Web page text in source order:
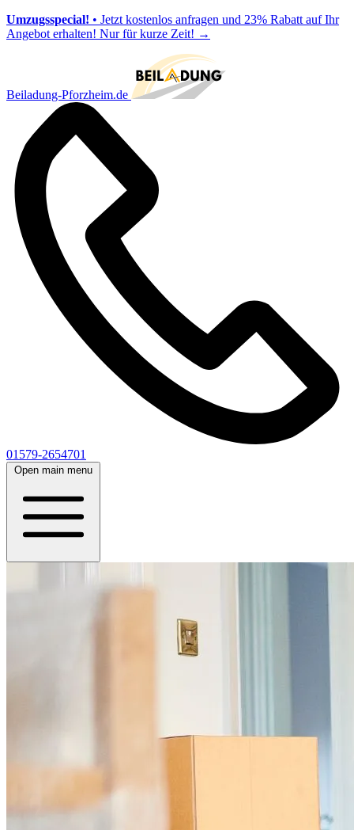
Umzugsspecial! • Jetzt kostenlos anfragen und 23% Rabatt auf Ihr
Angebot erhalten! Nur für kurze Zeit! →
Beiladung-Pforzheim.de
01579-2654701
Open main menu